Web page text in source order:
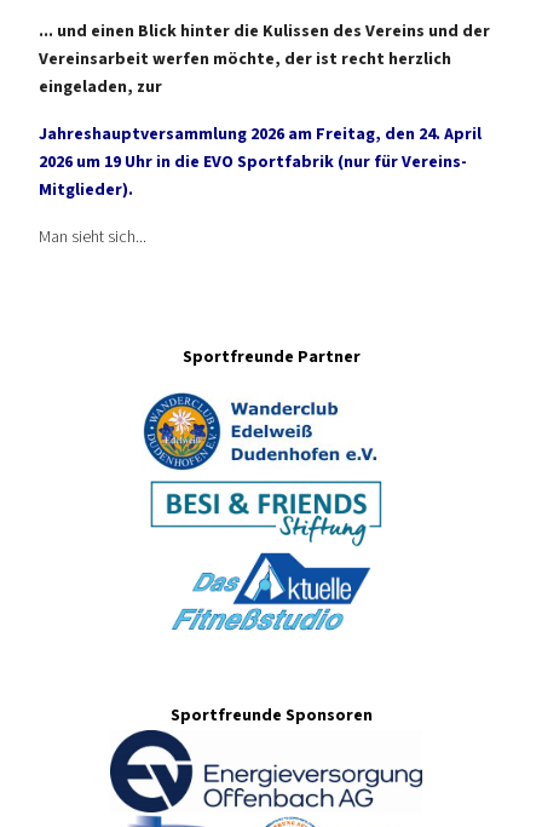
... und einen Blick hinter die Kulissen des Vereins und der
Vereinsarbeit werfen möchte, der ist recht herzlich
eingeladen, zur
Jahreshauptversammlung 2026 am Freitag, den 24. April
2026 um 19 Uhr in die EVO Sportfabrik (nur für Vereins-
Mitglieder).
Man sieht sich...
Sportfreunde Partner
Sportfreunde Sponsoren